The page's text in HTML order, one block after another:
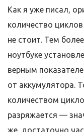
Как я уже писал,
количество
не стоит. Тем
ноутбуке
верным
от аккумулятора.
количеством
разряжается —
же, достаточно